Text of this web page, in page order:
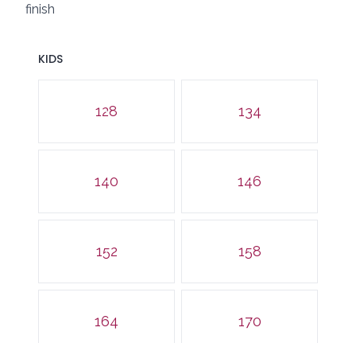
finish
KIDS
Velg en KIDS
128 134
140 146
152 158
164 170